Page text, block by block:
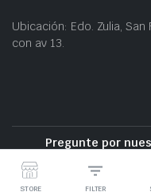
Ubicación: Edo. Zulia,
con av 13.
Pregunte por
Entrega
STORE FILTER